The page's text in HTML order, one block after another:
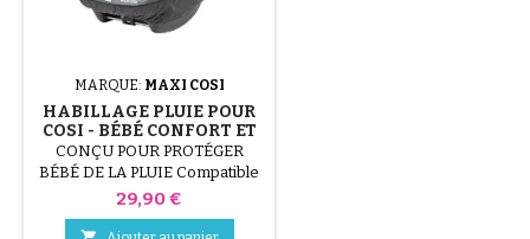
MARQUE: MAXI COSI
HABILLAGE PLUIE POUR
COSI - BÉBÉ CONFORT ET
MAXI COSI
CONÇU POUR PROTÉGER
BÉBÉ DE LA PLUIE Compatible
avec les Cosi Bébé Confort et
Prix
29,90 €